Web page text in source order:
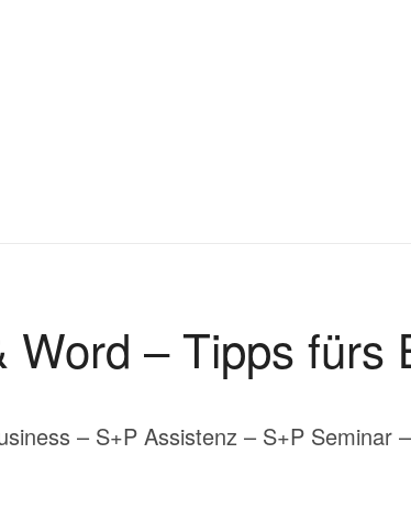
Word – Tipps fürs
– S+P Assistenz – S+P Seminar